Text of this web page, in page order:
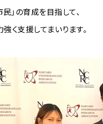
」の育成を目指して、
く支援してまいります。